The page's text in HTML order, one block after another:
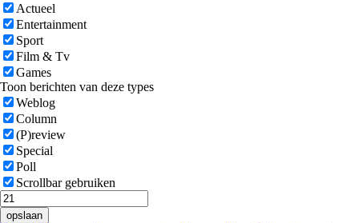
Actueel
Entertainment
Sport
Film & Tv
Games
Toon berichten van deze types
Weblog
Column
(P)review
Special
Poll
Scrollbar gebruiken
opslaan